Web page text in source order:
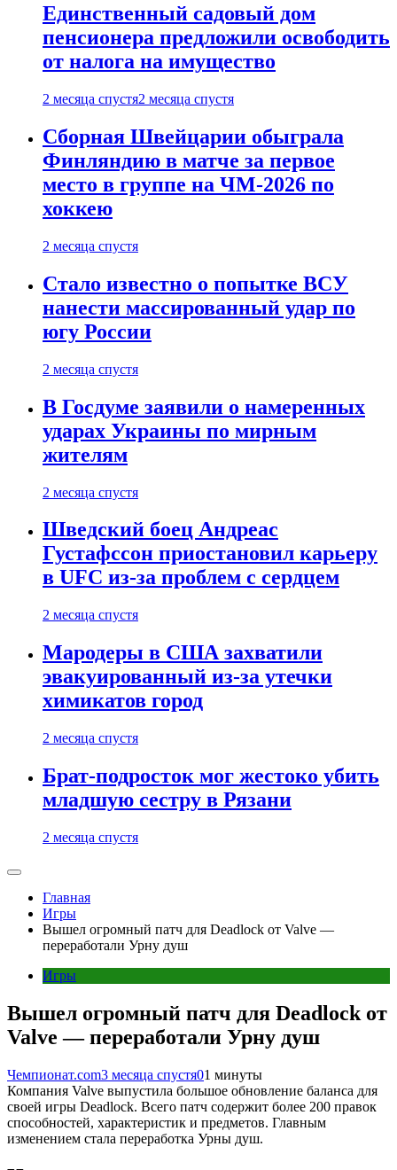
Единственный садовый дом
пенсионера предложили освободить
от налога на имущество
2 месяца спустя2 месяца спустя
Сборная Швейцарии обыграла
Финляндию в матче за первое
место в группе на ЧМ-2026 по
хоккею
2 месяца спустя
Стало известно о попытке ВСУ
нанести массированный удар по
югу России
2 месяца спустя
В Госдуме заявили о намеренных
ударах Украины по мирным
жителям
2 месяца спустя
Шведский боец Андреас
Густафссон приостановил карьеру
в UFC из-за проблем с сердцем
2 месяца спустя
Мародеры в США захватили
эвакуированный из-за утечки
химикатов город
2 месяца спустя
Брат-подросток мог жестоко убить
младшую сестру в Рязани
2 месяца спустя
Главная
Игры
Вышел огромный патч для Deadlock от Valve —
переработали Урну душ
Игры
Вышел огромный патч для Deadlock от
Valve — переработали Урну душ
Чемпионат.com3 месяца спустя01 минуты
Компания Valve выпустила большое обновление баланса для
своей игры Deadlock. Всего патч содержит более 200 правок
способностей, характеристик и предметов. Главным
изменением стала переработка Урны душ.